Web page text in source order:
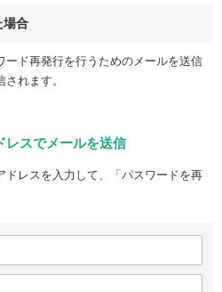
場合
ード再発行を行うためのメールを送信
れます。
レスでメールを送信
ドレスを入力して、「パスワードを再